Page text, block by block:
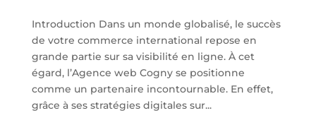
Introduction Dans un monde globalisé, le succès
de votre commerce international repose en
grande partie sur sa visibilité en ligne. À cet
égard, l’Agence web Cogny se positionne
comme un partenaire incontournable. En effet,
grâce à ses stratégies digitales sur...